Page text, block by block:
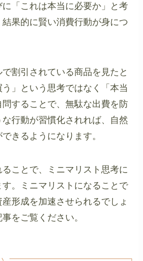
「これは本当に必要か」と考
果的に賢い消費行動が身につ
割引されている商品を見たと
」という思考ではなく「本当
することで、無駄な出費を防
行動が習慣化されれば、自然
きるようになります。
ことで、ミニマリスト思考に
。ミニマリストになることで
形成を加速させられるでしょ
をご覧ください。